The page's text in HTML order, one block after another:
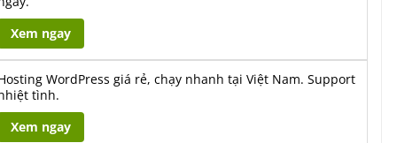
Xem ngay
WordPress giá rẻ, chạy nhanh tại Việt Nam. Support
tình.
Xem ngay